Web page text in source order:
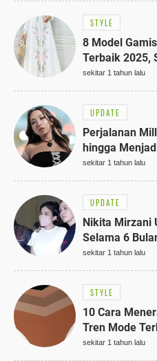
STYLE
8 Model
Terbaik 2025,
hingga Acara
sekitar 1 tahun lalu
UPDATE
Perjalanan
hingga
sekitar 1 tahun lalu
UPDATE
Nikita Mirzani
Selama 6
Terungkap!
sekitar 1 tahun lalu
STYLE
10 Cara
Tren Mode
sekitar 1 tahun lalu